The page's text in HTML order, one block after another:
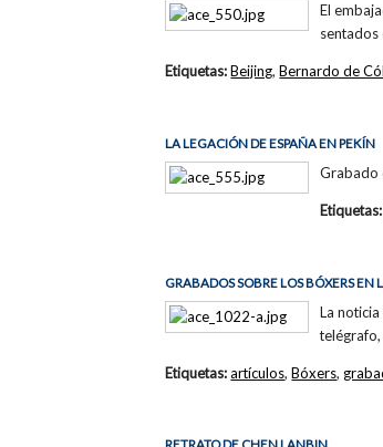
El
Etiquetas:Beijing,Bernardo de
LA LEGACIÓN DE ESPAÑA EN PEKÍN
Grabado
Etiquetas:
GRABADOS SOBRE LOS BÓXERS EN
La
Etiquetas:artículos,Bóxers,